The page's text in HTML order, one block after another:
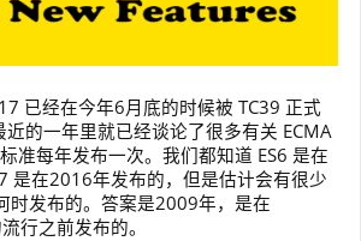
已经在今年6月底的时候被 TC39 正式
的一年里就已经谈论了很多有关 ECMA
准每年发布一次。我们都知道 ES6 是在
是在2016年发布的，但是估计会有很少
时发布的。答案是2009年，是在
行之前发布的。